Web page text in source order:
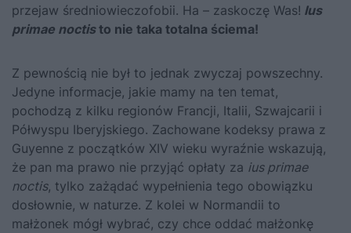
przejaw średniowieczofobii. Ha – zaskoczę Was! Ius
primae noctisto nie taka totalna ściema!
Z pewnością nie był to jednak zwyczaj powszechny.
Jedyne informacje, jakie mamy na ten temat,
pochodzą z kilku regionów Francji, Italii, Szwajcarii i
Półwyspu Iberyjskiego. Zachowane kodeksy prawa z
Guyenne z początków XIV wieku wyraźnie wskazują,
że pan ma prawo nie przyjąć opłaty za ius primae
noctis, tylko zażądać wypełnienia tego obowiązku
dosłownie, w naturze. Z kolei w Normandii to
małżonek mógł wybrać, czy chce oddać małżonkę